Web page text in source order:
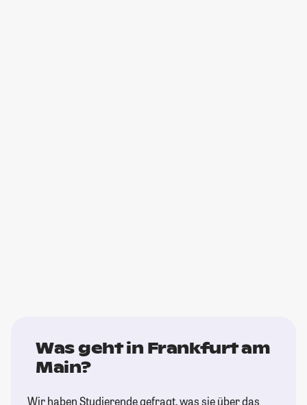
Was geht in Frankfurt am
Main?
Wir haben Studierende gefragt, was sie über das